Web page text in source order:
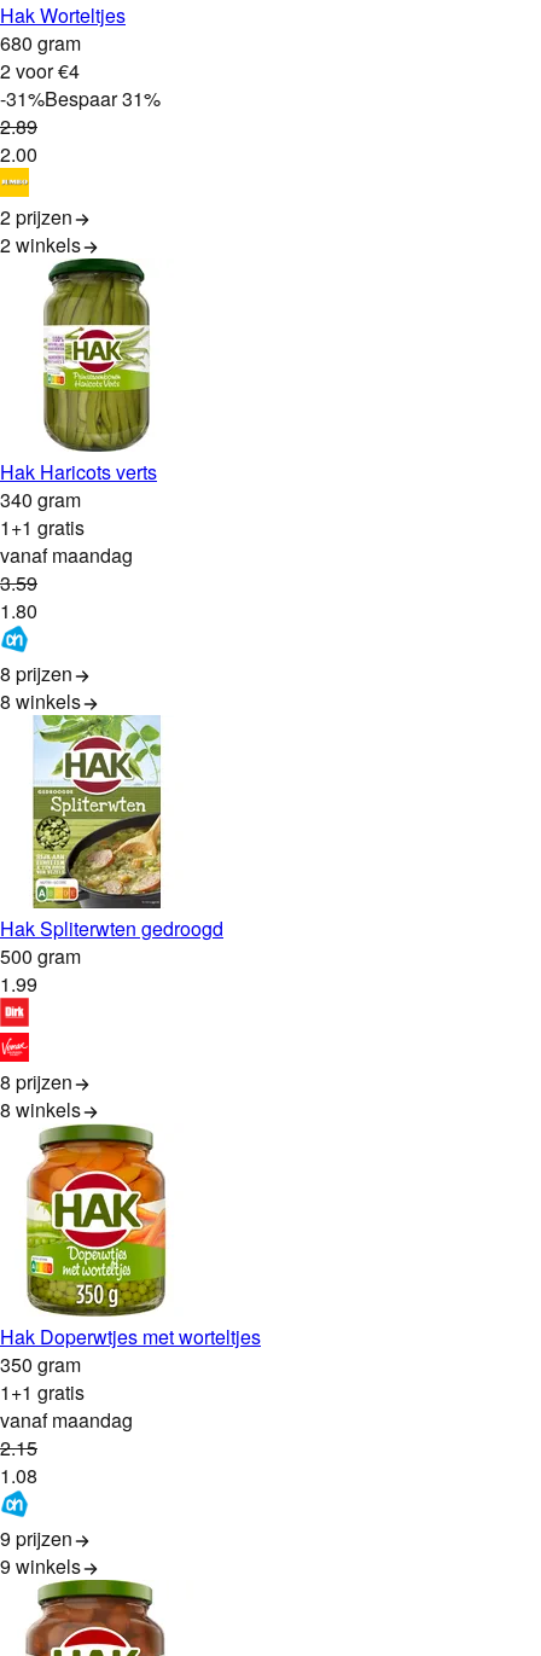
Hak Worteltjes
680 gram
2 voor €4
-31%Bespaar31%
2.89
2.00
2 prijzen
2winkels
Hak Haricots verts
340 gram
1+1 gratis
vanaf maandag
3.59
1.80
8 prijzen
8 winkels
Hak Spliterwten gedroogd
500 gram
1.99
8 prijzen
8 winkels
Hak Doperwtjes met worteltjes
350 gram
1+1 gratis
vanaf maandag
2.15
1.08
9 prijzen
9 winkels